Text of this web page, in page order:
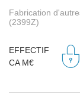
Fabrication
(2399Z)
EFFECTIF
CA M€